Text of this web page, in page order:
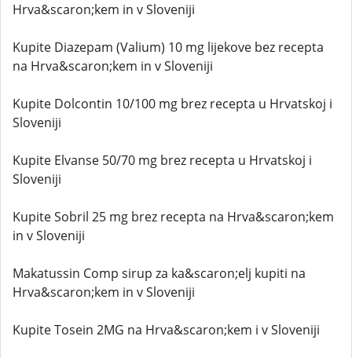
Hrva&scaron;kem in v Sloveniji
Kupite Diazepam (Valium) 10 mg lijekove bez recepta
na Hrva&scaron;kem in v Sloveniji
Kupite Dolcontin 10/100 mg brez recepta u Hrvatskoj i
Sloveniji
Kupite Elvanse 50/70 mg brez recepta u Hrvatskoj i
Sloveniji
Kupite Sobril 25 mg brez recepta na Hrva&scaron;kem
in v Sloveniji
Makatussin Comp sirup za ka&scaron;elj kupiti na
Hrva&scaron;kem in v Sloveniji
Kupite Tosein 2MG na Hrva&scaron;kem i v Sloveniji